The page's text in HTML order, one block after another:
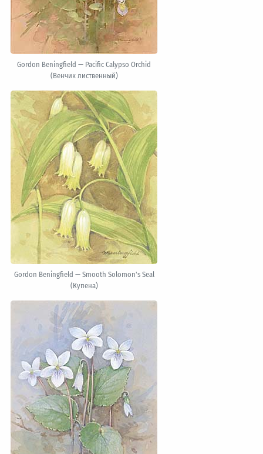
Gordon Beningfield — Pacific Calypso Orchid
(Венчик лиственный)
Gordon Beningfield — Smooth Solomon's Seal
(Купена)